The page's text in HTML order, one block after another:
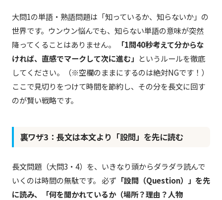
大問1の単語・熟語問題は「知っているか、知らないか」の
世界です。ウンウン悩んでも、知らない単語の意味が突然
降ってくることはありません。
「1問40秒考えて分からな
ければ、直感でマークして次に進む」 というルールを徹底
してください。（※空欄のままにするのは絶対NGです！）
ここで見切りをつけて時間を節約し、その分を長文に回す
のが賢い戦略です。
裏ワザ3：長文は本文より「設問」を先に読む
長文問題（大問3・4）を、いきなり頭からダラダラ読んで
いくのは時間の無駄です。 必ず 「設問（Question）」を先
に読み、「何を聞かれているか（場所？理由？人物